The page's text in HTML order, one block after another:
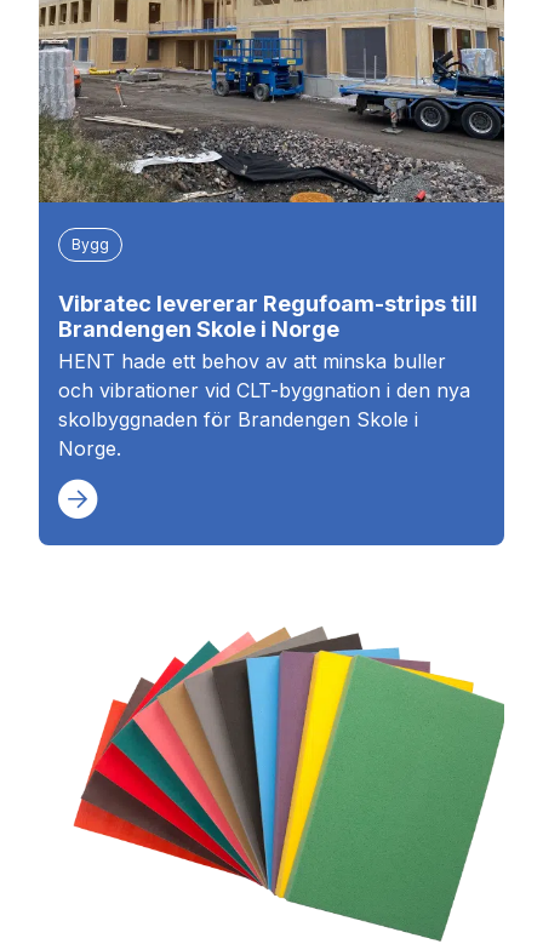
Bygg
Vibratec levererar Regufoam-strips till
Brandengen Skole i Norge
HENT hade ett behov av att minska buller
och vibrationer vid CLT-byggnation i den nya
skolbyggnaden för Brandengen Skole i
Norge.